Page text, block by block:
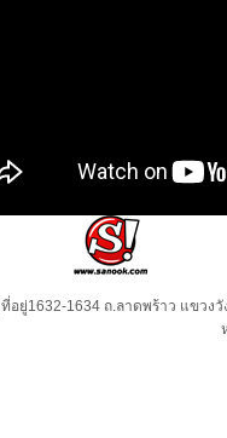
ที่อยู่1632-1634 ถ.ลาดพร้าว แขวง